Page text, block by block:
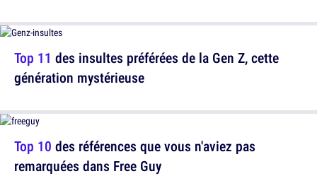
Top 10 des références que vous n'aviez pas
remarquées dans Free Guy
Top 11 des insultes préférées de la Gen Z, cette
génération mystérieuse